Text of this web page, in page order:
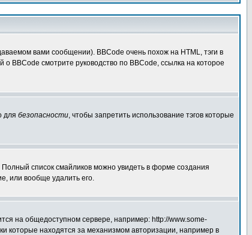
вами сообщении). BBCode очень похож на HTML, тэги в
BBCode смотрите руководство по BBCode, ссылка на которое
для безопасности, чтобы запретить использование тэгов которые
список смайликов можно увидеть в форме создания
или вообще удалить его.
на общедоступном сервере, например: http://www.some-
которые находятся за механизмом авторизации, например в